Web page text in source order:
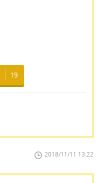
19
2018/11/11 13:22